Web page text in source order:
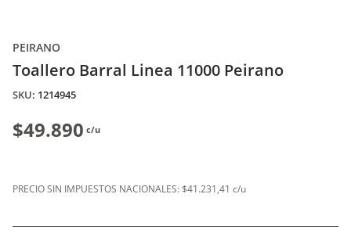
PEIRANO
Toallero Barral Linea 11000 Peirano
: 1214945
$49.890 c/u
PRECIO SIN IMPUESTOS NACIONALES:$41.231,41 c/u